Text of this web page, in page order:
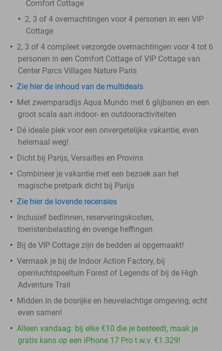
Comfort Cottage
2, 3 of 4 overnachtingen voor 4 personen in een VIP
Cottage
2, 3 of 4 compleet verzorgde overnachtingen voor 4 tot 6
personen in een Comfort Cottage of VIP Cottage van
Center Parcs Villages Nature Paris
Zie hier de inhoud van de multideals
Met zwemparadijs Aqua Mundo met 6 glijbanen en een
groot scala aan indoor- en outdooractiviteiten
Dé ideale plek voor een onvergetelijke vakantie, even
helemaal weg!
Dicht bij Parijs, Versailles en Provins
Combineer je vakantie met een bezoek aan het
magische pretpark dicht bij Parijs
Zie hier de lovende recensies
Inclusief bedlinnen, reserveringskosten,
toeristenbelasting én overige heffingen
Bij de VIP Cottage zijn de bedden al opgemaakt!
Vermaak je bij de Indoor Action Factory, bij
openluchtspeeltuin Forest of Legends of bij de High
Adventure Trail
Midden in de bosrijke en heuvelachtige omgeving, echt
even samen!
Alleen vandaag: bij elke €10 die je besteedt, maak je
gratis kans op een iPhone 17 Pro t.w.v. €1.329!